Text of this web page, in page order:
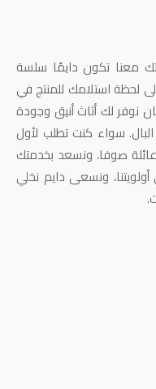
معنا تكون دايمًا سلسة
لحظة استلامك للمنتج في
نوفر لك أثاث أنيق وجودة
سواء كنت تطلب لأول
صوفا، ونسعد بخدمتك
ونسعى دايم نخلي